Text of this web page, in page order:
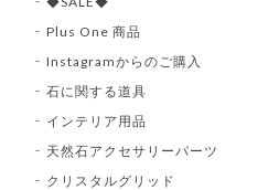
Plus One 商品
Instagramからのご購入
石に関する道具
インテリア用品
天然石アクセサリーパーツ
クリスタルグリッド